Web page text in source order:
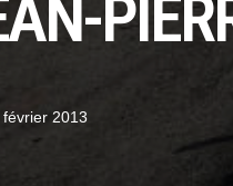
février 2013